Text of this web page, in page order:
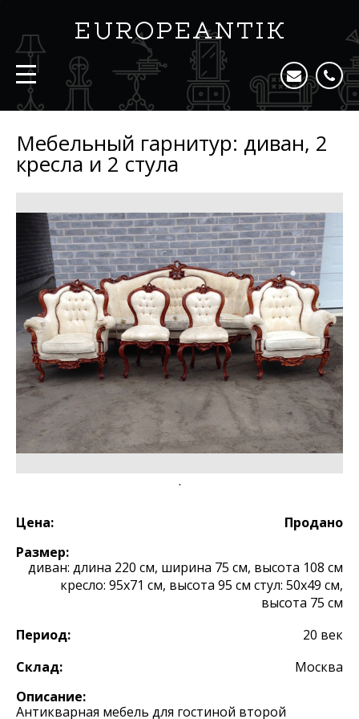
Мебельный гарнитур: диван, 2
кресла и 2 стула
Цена:
Продано
Размер:
диван: длина 220 см, ширина 75 см, высота 108 см
кресло: 95х71 см, высота 95 см стул: 50х49 см,
высота 75 см
Период:
20 век
Склад:
Москва
Описание:
Антикварная мебель для гостиной второй